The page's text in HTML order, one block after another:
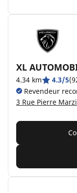
XL
4.34 km 4.3/5
Revendeur